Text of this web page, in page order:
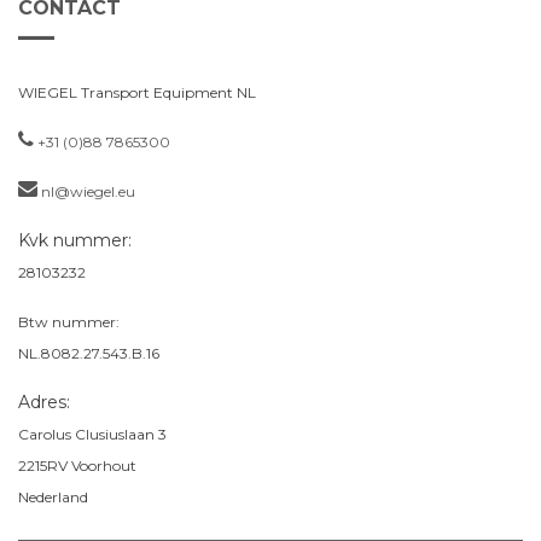
CONTACT
WIEGEL Transport Equipment NL
+31 (0)88 7865300
nl@wiegel.eu
Kvk nummer:
28103232
Btw nummer:
NL.8082.27.543.B.16
Adres:
Carolus Clusiuslaan 3
2215RVVoorhout
Nederland